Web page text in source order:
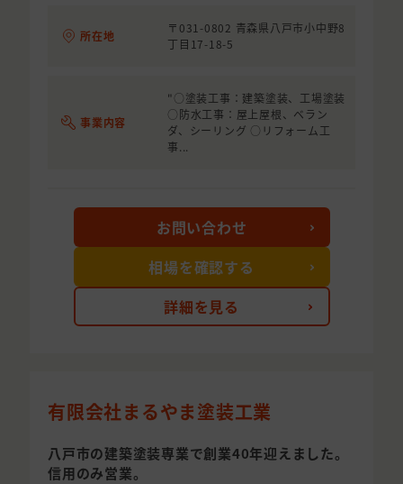
所在地
〒031-0802 青森県八戸市小中野8
丁目17-18-5
事業内容
"○塗装工事：建築塗装、工場塗装
○防水工事：屋上屋根、ベラン
ダ、シーリング ○リフォーム工
事...
詳細を見る
お問い合わせ
相場を確認する
有限会社まるやま塗装工業
八戸市の建築塗装専業で創業40年迎えました。
信用のみ営業。